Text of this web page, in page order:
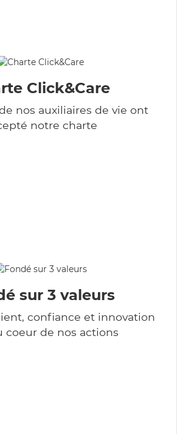
Click&Care
nos auxiliaires de vie ont
notre charte
sur 3 valeurs
confiance et innovation
coeur de nos actions